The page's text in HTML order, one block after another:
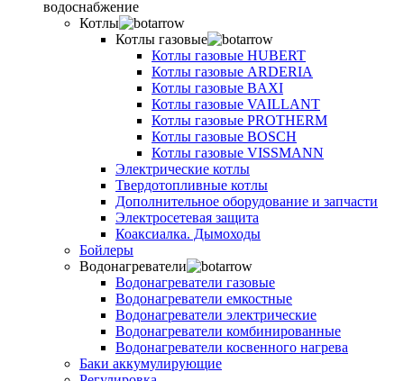
водоснабжение
Котлы
Котлы газовые
Котлы газовые HUBERT
Котлы газовые ARDERIA
Котлы газовые BAXI
Котлы газовые VAILLANT
Котлы газовые PROTHERM
Котлы газовые BOSCH
Котлы газовые VISSMANN
Электрические котлы
Твердотопливные котлы
Дополнительное оборудование и запчасти
Электросетевая защита
Коаксиалка. Дымоходы
Бойлеры
Водонагреватели
Водонагреватели газовые
Водонагреватели емкостные
Водонагреватели электрические
Водонагреватели комбинированные
Водонагреватели косвенного нагрева
Баки аккумулирующие